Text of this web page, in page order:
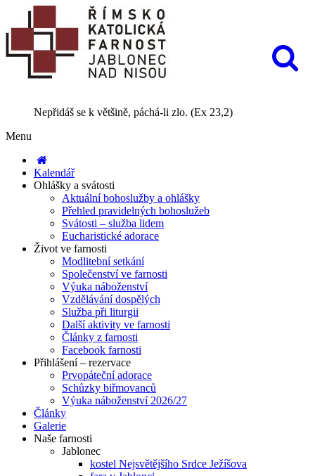
Nepřidáš se k většině, páchá-li zlo. (Ex 23,2)
Menu
Kalendář
Ohlášky a svátosti
Aktuální bohoslužby a ohlášky
Přehled pravidelných bohoslužeb
Svátosti – služba lidem
Eucharistické adorace
Život ve farnosti
Modlitební setkání
Společenství ve farnosti
Výuka náboženství
Vzdělávání dospělých
Služba při liturgii
Další aktivity ve farnosti
Články z farnosti
Facebook farnosti
Přihlášení – rezervace
Prvopáteční adorace
Schůzky biřmovanců
Výuka náboženství 2026/27
Články
Galerie
Naše farnosti
Jablonec
kostel Nejsvětějšího Srdce Ježíšova